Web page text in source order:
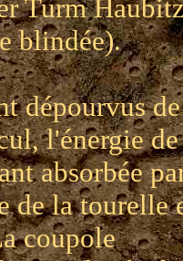
Turm
blindée).
dépourvus de
l'énergie de
absorbée
de la tourelle
coupole